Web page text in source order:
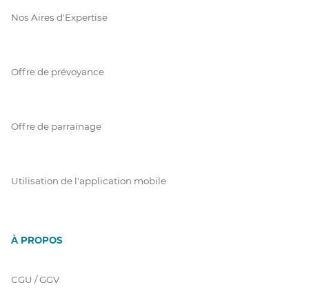
Nos Aires d'Expertise
Offre de prévoyance
Offre de parrainage
Utilisation de l'application mobile
À PROPOS
CGU / GGV